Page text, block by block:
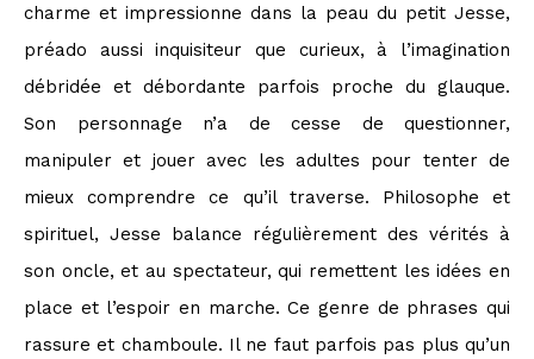
charme et impressionne dans la peau du petit Jesse,
préado aussi inquisiteur que curieux, à l’imagination
débridée et débordante parfois proche du glauque.
Son personnage n’a de cesse de questionner,
manipuler et jouer avec les adultes pour tenter de
mieux comprendre ce qu’il traverse. Philosophe et
spirituel, Jesse balance régulièrement des vérités à
son oncle, et au spectateur, qui remettent les idées en
place et l’espoir en marche. Ce genre de phrases qui
rassure et chamboule. Il ne faut parfois pas plus qu’un